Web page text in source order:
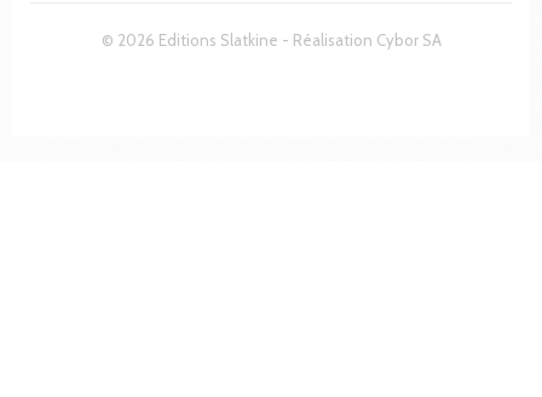
© 2026 Editions Slatkine - Réalisation Cybor SA